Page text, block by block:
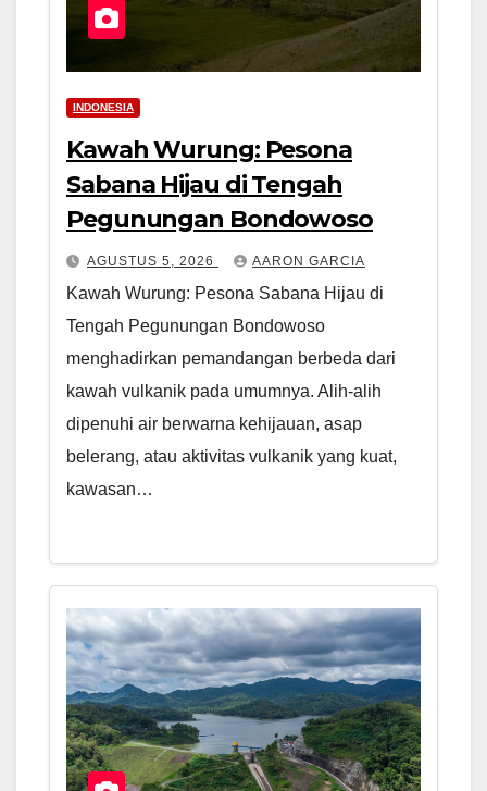
INDONESIA
Kawah Wurung: Pesona
Sabana Hijau di Tengah
Pegunungan Bondowoso
AGUSTUS 5, 2026 AARON GARCIA
Kawah Wurung: Pesona Sabana Hijau di
Tengah Pegunungan Bondowoso
menghadirkan pemandangan berbeda dari
kawah vulkanik pada umumnya. Alih-alih
dipenuhi air berwarna kehijauan, asap
belerang, atau aktivitas vulkanik yang kuat,
kawasan…